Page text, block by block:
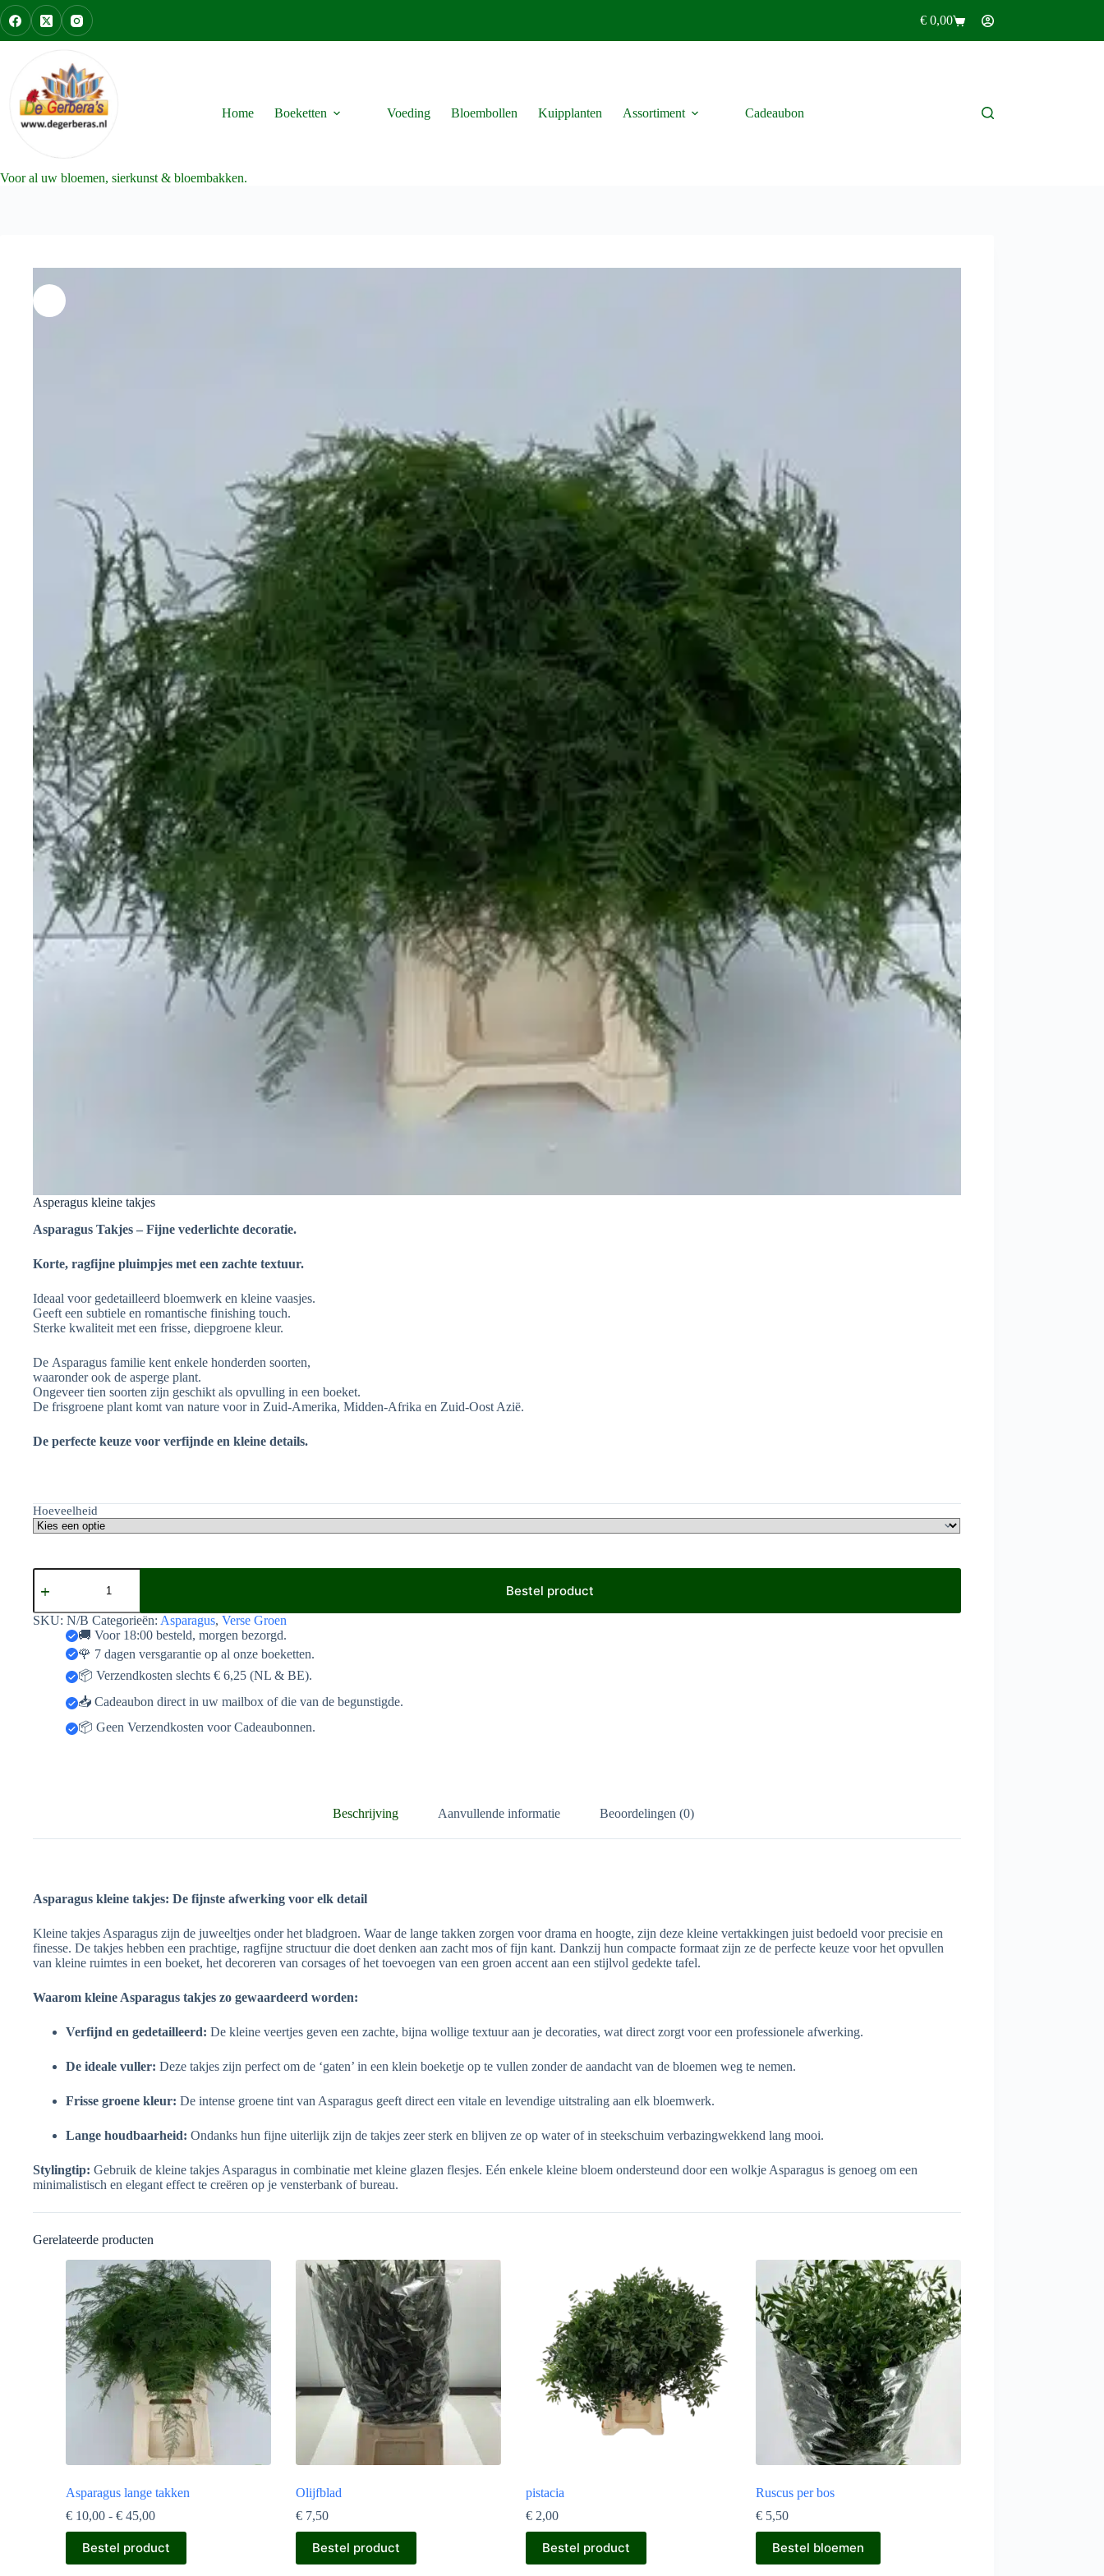
Ga
naar
de
Winkelwagen
€0,00
Voor al uw bloemen, sierkunst & bloembakken.
Home Boeketten Voeding Bloembollen Kuipplanten Assortiment Cadeaubon
Asperagus kleine takjes
Asparagus Takjes – Fijne vederlichte decoratie.
Korte, ragfijne pluimpjes met een zachte textuur.
Ideaal voor gedetailleerd bloemwerk en kleine vaasjes.
Geeft een subtiele en romantische finishing touch.
Sterke kwaliteit met een frisse, diepgroene kleur.
De Asparagus familie kent enkele honderden soorten,
waaronder ook de asperge plant.
Ongeveer tien soorten zijn geschikt als opvulling in een boeket.
De frisgroene plant komt van nature voor in Zuid-Amerika, Midden-Afrika en Zuid-Oost Azië.
De perfecte keuze voor verfijnde en kleine details.
Hoeveelheid
Asperagus
kleine
aantal
Bestel product
SKU: N/B Categorieën: Asparagus, Verse Groen
🚚 Voor 18:00 besteld, morgen bezorgd.
🌹 7 dagen versgarantie op al onze boeketten.
📦 Verzendkosten slechts € 6,25 (NL & BE).
📥 Cadeaubon direct in uw mailbox of die van de begunstigde.
📦 Geen Verzendkosten voor Cadeaubonnen.
Beschrijving Aanvullende informatie Beoordelingen (0)
Asparagus kleine takjes: De fijnste afwerking voor elk detail
Kleine takjes Asparagus zijn de juweeltjes onder het bladgroen. Waar de lange takken zorgen voor drama en hoogte, zijn deze kleine vertakkingen juist bedoeld voor precisie en
finesse. De takjes hebben een prachtige, ragfijne structuur die doet denken aan zacht mos of fijn kant. Dankzij hun compacte formaat zijn ze de perfecte keuze voor het opvullen
van kleine ruimtes in een boeket, het decoreren van corsages of het toevoegen van een groen accent aan een stijlvol gedekte tafel.
Waarom kleine Asparagus takjes zo gewaardeerd worden:
Verfijnd en gedetailleerd: De kleine veertjes geven een zachte, bijna wollige textuur aan je decoraties, wat direct zorgt voor een professionele afwerking.
De ideale vuller: Deze takjes zijn perfect om de ‘gaten’ in een klein boeketje op te vullen zonder de aandacht van de bloemen weg te nemen.
Frisse groene kleur: De intense groene tint van Asparagus geeft direct een vitale en levendige uitstraling aan elk bloemwerk.
Lange houdbaarheid: Ondanks hun fijne uiterlijk zijn de takjes zeer sterk en blijven ze op water of in steekschuim verbazingwekkend lang mooi.
Stylingtip: Gebruik de kleine takjes Asparagus in combinatie met kleine glazen flesjes. Eén enkele kleine bloem ondersteund door een wolkje Asparagus is genoeg om een
minimalistisch en elegant effect te creëren op je vensterbank of bureau.
Gerelateerde producten
Asparagus lange takken
€ 10,00 - € 45,00Prijsklasse:
€ 10,00
tot
Bestel product
Dit
product
heeft
Olijfblad
€7,50
Bestel product
pistacia
€2,00
Bestel product
Ruscus per bos
€5,50
Bestel bloemen